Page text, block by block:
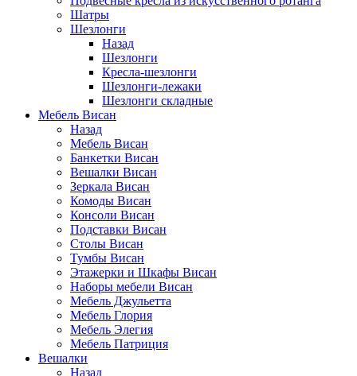
Шатры
Шезлонги
Назад
Шезлонги
Кресла-шезлонги
Шезлонги-лежаки
Шезлонги складные
Мебель Висан
Назад
Мебель Висан
Банкетки Висан
Вешалки Висан
Зеркала Висан
Комоды Висан
Консоли Висан
Подставки Висан
Столы Висан
Тумбы Висан
Этажерки и Шкафы Висан
Наборы мебели Висан
Мебель Джульетта
Мебель Глория
Мебель Элегия
Мебель Патриция
Вешалки
Назад